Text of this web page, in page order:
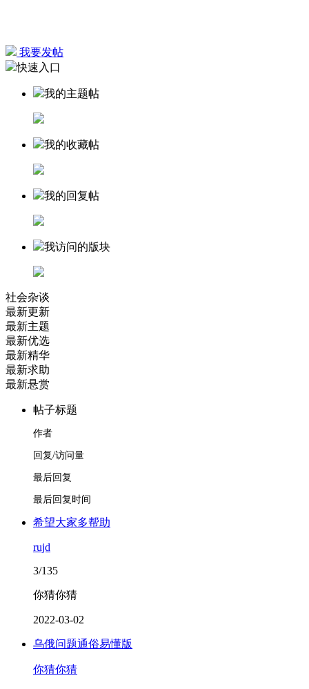
我要发帖
快速入口
我的主题帖
我的收藏帖
我的回复帖
我访问的版块
社会杂谈
最新更新
最新主题
最新优选
最新精华
最新求助
最新悬赏
帖子标题
作者
回复/访问量
最后回复
最后回复时间
希望大家多帮助
rujd
3/135
你猜你猜
2022-03-02
乌俄问题通俗易懂版
你猜你猜